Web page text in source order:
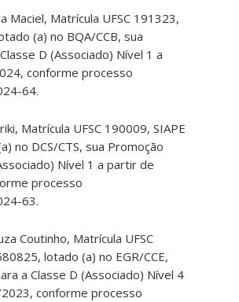
Maciel, Matrícula UFSC 191323,
(a) no BQA/CCB, sua
D (Associado) Nível 1 a
conforme processo
64.
Matrícula UFSC 190009, SIAPE
no DCS/CTS, sua Promoção
Nível 1 a partir de
processo
63.
Coutinho, Matrícula UFSC
lotado (a) no EGR/CCE,
a Classe D (Associado) Nível 4
conforme processo